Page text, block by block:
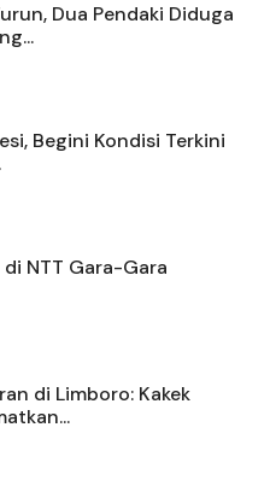
Dua Pendaki Diduga
Begini Kondisi Terkini
NTT Gara-Gara
di Limboro: Kakek